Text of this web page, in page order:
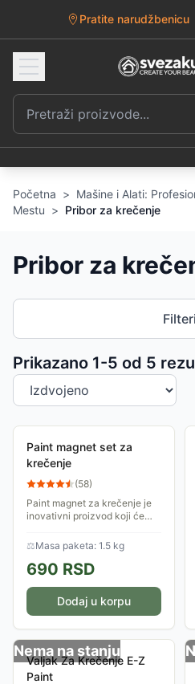
Pratite narudžbenicu
Početna > Mašine i Alati:
Mestu > Pribor za krečenje
Pribor za
Filteri
Prikazano 1-5 od 5
Sortiranje proizvoda
Paint magnet set za
krečenje
(58)
Paint magnet za krečenje je
inovativni proizvod koji će
i farbanje drugih površina, ali i
uštedeti novac i vreme.
⚖Masa paketa: 1.5 kg
690 RSD
Dodaj u korpu
Nema na stanju
Valjak Za Krečenje E-Z
Paint